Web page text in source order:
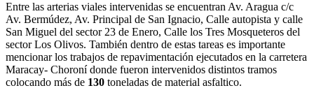
Entre las arterias viales intervenidas se encuentran Av. Aragua c/c
Av. Bermúdez, Av. Principal de San Ignacio, Calle autopista y calle
San Miguel del sector 23 de Enero, Calle los Tres Mosqueteros del
sector Los Olivos. También dentro de estas tareas es importante
mencionar los trabajos de repavimentación ejecutados en la carretera
Maracay- Choroní donde fueron intervenidos distintos tramos
colocando más de 130 toneladas de material asfaltico.